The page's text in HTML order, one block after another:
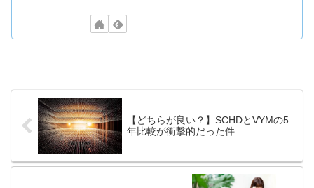
【どちらが良い？】SCHDとVYMの5
年比較が衝撃的だった件